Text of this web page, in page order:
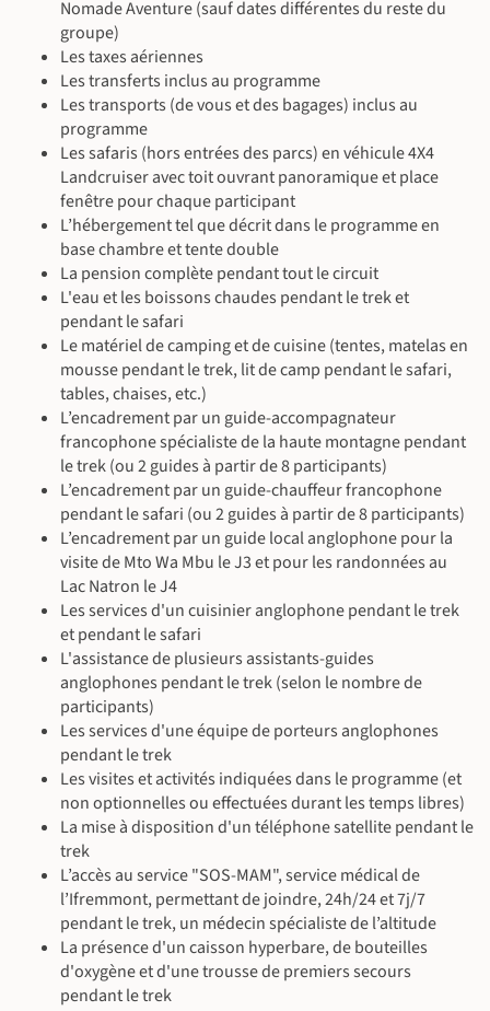
sur la cascade. Retour au lodge dans l'après-midi. Transfert :
environ 3h de route aller-retour avec chauffeur anglophone.
Prix indicatifs en 2026 (tarifs non contractuels, sujets à
évolution au moment de la réservation) :
Prix pour 1 personne : 390€
Prix par personne pour 2 personnes : 220€
Prix par personne pour 3 personnes : 160€
Prix par personne pour 4 personnes : 130€
Prix par personne pour 5 personnes : 115€
Prix par personne pour 6 personnes : 105€
Prix par personne pour 7 personnes : 95€
Cette activité est à réserver en amont du voyage. Merci de
vous rapprocher de votre conseiller.
Nomade Aventure (sauf dates différentes du reste du
groupe)
Les taxes aériennes
Les transferts inclus au programme
Les transports (de vous et des bagages) inclus au
programme
Les safaris (hors entrées des parcs) en véhicule 4X4
Landcruiser avec toit ouvrant panoramique et place
fenêtre pour chaque participant
L’hébergement tel que décrit dans le programme en
base chambre et tente double
La pension complète pendant tout le circuit
L'eau et les boissons chaudes pendant le trek et
pendant le safari
Le matériel de camping et de cuisine (tentes, matelas en
mousse pendant le trek, lit de camp pendant le safari,
tables, chaises, etc.)
L’encadrement par un guide-accompagnateur
francophone spécialiste de la haute montagne pendant
le trek (ou 2 guides à partir de 8 participants)
L’encadrement par un guide-chauffeur francophone
pendant le safari (ou 2 guides à partir de 8 participants)
L’encadrement par un guide local anglophone pour la
visite de Mto Wa Mbu le J3 et pour les randonnées au
Lac Natron le J4
Les services d'un cuisinier anglophone pendant le trek
et pendant le safari
L'assistance de plusieurs assistants-guides
anglophones pendant le trek (selon le nombre de
participants)
Les services d'une équipe de porteurs anglophones
pendant le trek
Les visites et activités indiquées dans le programme (et
non optionnelles ou effectuées durant les temps libres)
La mise à disposition d'un téléphone satellite pendant le
trek
L’accès au service "SOS-MAM", service médical de
l’Ifremmont, permettant de joindre, 24h/24 et 7j/7
pendant le trek, un médecin spécialiste de l’altitude
La présence d'un caisson hyperbare, de bouteilles
d'oxygène et d'une trousse de premiers secours
pendant le trek